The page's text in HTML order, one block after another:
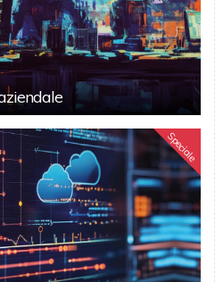
Speciale